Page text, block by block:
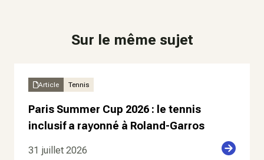
Sur le même sujet
Article Tennis
Paris Summer Cup 2026 : le tennis
inclusif a rayonné à Roland-Garros
31 juillet 2026